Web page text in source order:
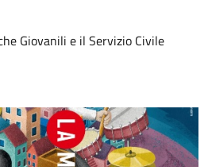
Giovanili e il Servizio Civile